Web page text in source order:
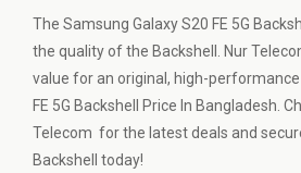
The Samsung Galaxy S20 FE 5G
the quality of the Backshell. Nur
value for an original, high-
FE 5G Backshell Price In Bangladesh.
Telecom for the latest deals and
Backshell today!